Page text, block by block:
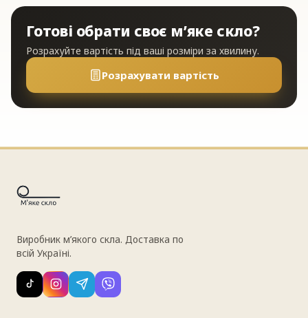
Готові обрати своє м’яке скло?
Розрахуйте вартість під ваші розміри за хвилину.
Розрахувати вартість
Виробник м’якого скла. Доставка по
всій Україні.